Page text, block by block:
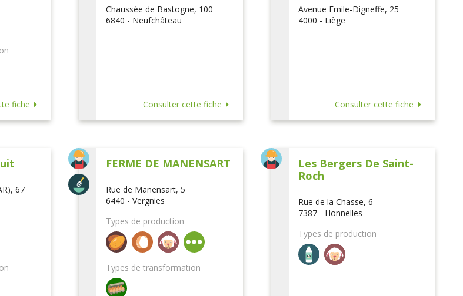
fiche
Chaussée de Bastogne, 100
6840 - Neufchâteau
Consulter cette fiche
Avenue Emile-Digneffe, 25
4000 - Liège
Consulter cette fiche
67
FERME DE MANENSART
Rue de Manensart, 5
6440 - Vergnies
Types de production
Types de transformation
Les Bergers De Saint-
Roch
Rue de la Chasse, 6
7387 - Honnelles
Types de production